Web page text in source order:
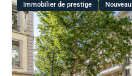
Immobilier de prestige Nouveau